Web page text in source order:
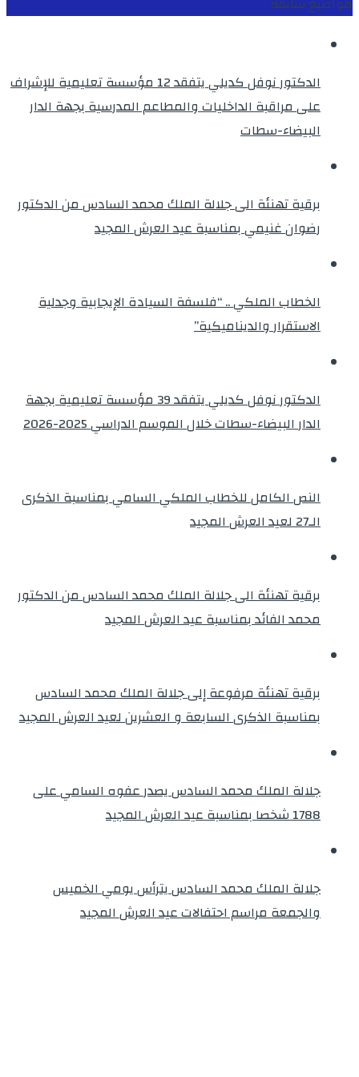
الدكتور نوفل كديلي يتفقد 12 مؤسسة تعليمية للإشراف
على مراقبة الداخليات والمطاعم المدرسية بجهة الدار
البيضاء-سطات
برقية تهنئة الى جلالة الملك محمد السادس من الدكتور
رضوان غنيمي بمناسبة عيد العرش المجيد
الخطاب الملكي .. “فلسفة السيادة الإيجابية وجدلية
الاستقرار والديناميكية”
الدكتور نوفل كديلي يتفقد 39 مؤسسة تعليمية بجهة
الدار البيضاء-سطات خلال الموسم الدراسي 2025-2026
النص الكامل للخطاب الملكي السامي بمناسبة الذكرى
الـ27 لعيد العرش المجيد
برقية تهنئة الى جلالة الملك محمد السادس من الدكتور
محمد الفائد بمناسبة عيد العرش المجيد
برقية تهنئة مرفوعة إلى جلالة الملك محمد السادس
بمناسبة الذكرى السابعة و العشرين لعيد العرش المجيد
جلالة الملك محمد السادس يصدر عفوه السامي على
1788 شخصا بمناسبة عيد العرش المجيد
جلالة الملك محمد السادس يترأس يومي الخميس
والجمعة مراسم احتفالات عيد العرش المجيد